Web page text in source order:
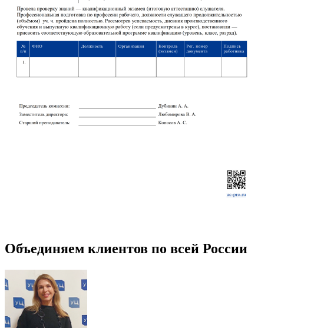
Объединяем клиентов по всей России